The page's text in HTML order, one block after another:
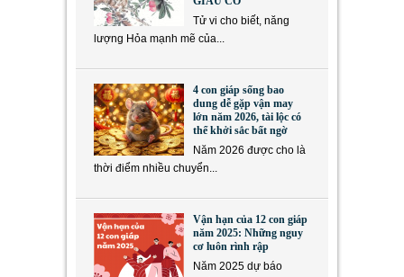
Tử vi cho biết, năng
lượng Hỏa mạnh mẽ của...
4 con giáp sống bao
dung dễ gặp vận may
lớn năm 2026, tài lộc có
thể khởi sắc bất ngờ
Năm 2026 được cho là
thời điểm nhiều chuyển...
Vận hạn của 12 con giáp
năm 2025: Những nguy
cơ luôn rình rập
Năm 2025 dự báo